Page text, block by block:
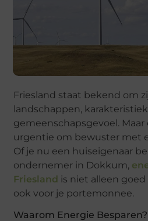
Friesland staat bekend om
landschappen,
gemeenschapsgevoel.
urgentie om bewuster met
Of je nu een huiseigenaar
ondernemer in Dokkum,
Friesland is niet alleen
ook voor je portemonnee.
Waarom Energie Besparen?